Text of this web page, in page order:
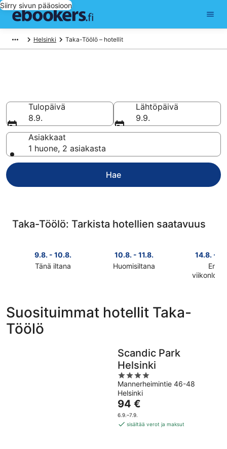
Siirry sivun pääosioon
Helsinki Taka-Töölö – hotellit
Tulopäivä
8.9.
Lähtöpäivä
9.9.
Asiakkaat
1 huone, 2 asiakasta
Hae
Taka-Töölö: Tarkista hotellien saatavuus
9.8. - 10.8.
Tänä iltana
Töölö
hinnat
täksi
illaksi
10.8. - 11.8.
Huomisiltana
Töölö
hinnat
10.8.
11.8.
14.8. -
Ensi
Töölö
16.8.
Suosituimmat hotellit Taka-
Töölö
Scandic Park
Helsinki
4
out
of
5
Mannerheimintie 46-48
Helsinki
Hinta
on
94 €
94 €
6.9.–7.9.
sisältää verot ja maksut